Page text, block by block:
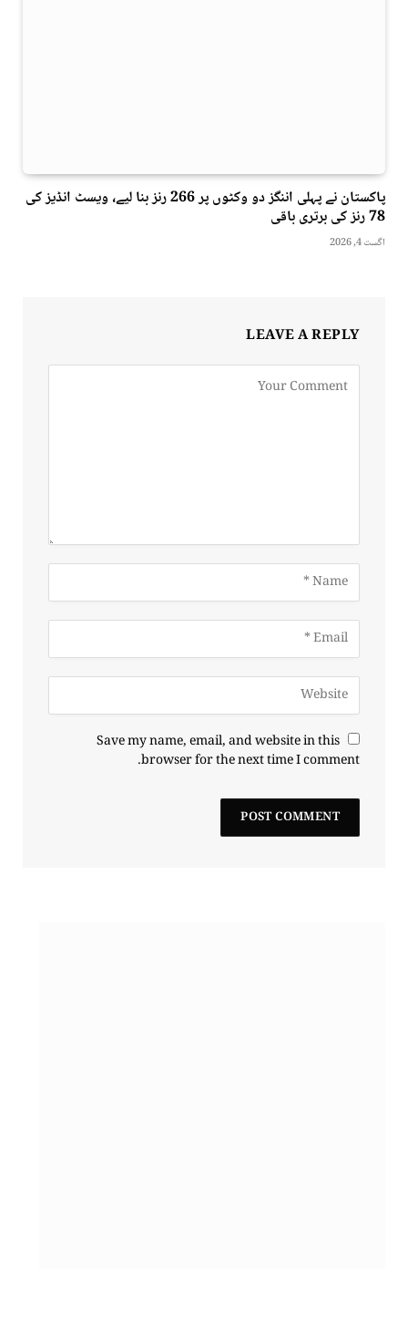
پاکستان نے پہلی اننگز دو وکٹوں پر 266 رنز بنا لیے، ویسٹ انڈیز کی
78 رنز کی برتری باقی
اگست 4, 2026
LEAVE A REPLY
Save my name, email, and website in this
browser for the next time I comment.